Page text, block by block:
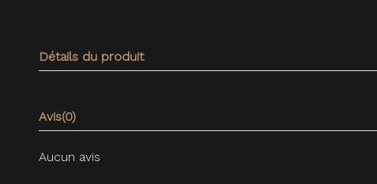
Détails du produit
Avis(0)
Aucun avis